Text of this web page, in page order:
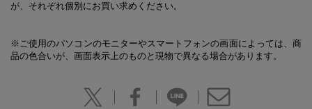
が、それぞれ個別にお買い求めください。
※ご使用のパソコンのモニターやスマートフォンの画面によっては、商
品の色合いが、画面表示上のものと現物で異なる場合があります。